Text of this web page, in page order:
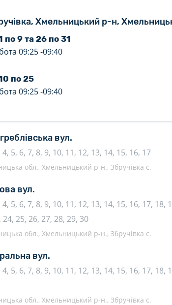
Хмельницький р-н,
по 9 та 26 по 31
09:25 -09:40
по 25
09:25 -09:40
вул.
4, 5, 6, 7, 8, 9, 10, 11, 12, 13, 14, 15, 16, 17
обл., Хмельницький р-н., Збручівка с.
вул.
4, 5, 6, 7, 8, 9, 10, 11, 12, 13, 14, 15, 16, 17, 18,
24, 25, 26, 27, 28, 29, 30
обл., Хмельницький р-н., Збручівка с.
вул.
4, 5, 6, 7, 8, 9, 10, 11, 12, 13, 14, 15, 16, 17, 18,
обл., Хмельницький р-н., Збручівка с.